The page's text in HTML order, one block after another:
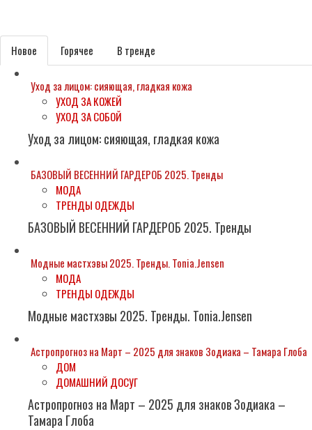
Новое Горячее В тренде
Уход за лицом: сияющая, гладкая кожа
УХОД ЗА КОЖЕЙ
УХОД ЗА СОБОЙ
Уход за лицом: сияющая, гладкая кожа
БАЗОВЫЙ ВЕСЕННИЙ ГАРДЕРОБ 2025. Тренды
МОДА
ТРЕНДЫ ОДЕЖДЫ
БАЗОВЫЙ ВЕСЕННИЙ ГАРДЕРОБ 2025. Тренды
Модные мастхэвы 2025. Тренды. Tonia.Jensen
МОДА
ТРЕНДЫ ОДЕЖДЫ
Модные мастхэвы 2025. Тренды. Tonia.Jensen
Астропрогноз на Март – 2025 для знаков Зодиака – Тамара Глоба
ДОМ
ДОМАШНИЙ ДОСУГ
Астропрогноз на Март – 2025 для знаков Зодиака –
Тамара Глоба